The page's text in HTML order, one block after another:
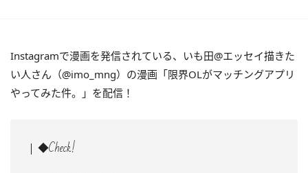
Instagramで漫画を発信されている、いも田@エッセイ描きた
い人さん（@imo_mng）の漫画「限界OLがマッチングアプリ
やってみた件。」を配信！
◆Check!